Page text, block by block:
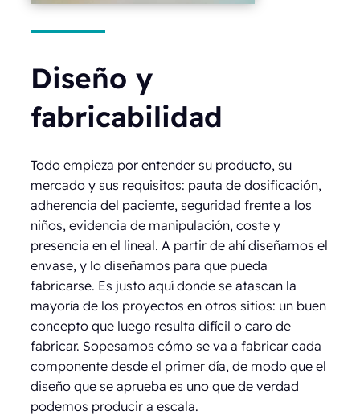
Diseño y
fabricabilidad
Todo empieza por entender su producto, su
mercado y sus requisitos: pauta de dosificación,
adherencia del paciente, seguridad frente a los
niños, evidencia de manipulación, coste y
presencia en el lineal. A partir de ahí diseñamos el
envase, y lo diseñamos para que pueda
fabricarse. Es justo aquí donde se atascan la
mayoría de los proyectos en otros sitios: un buen
concepto que luego resulta difícil o caro de
fabricar. Sopesamos cómo se va a fabricar cada
componente desde el primer día, de modo que el
diseño que se aprueba es uno que de verdad
podemos producir a escala.